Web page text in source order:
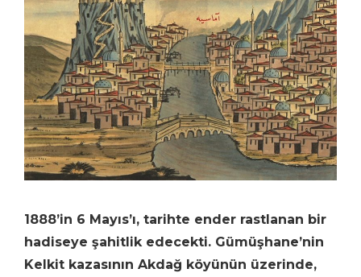
1888’in 6 Mayıs’ı, tarihte ender rastlanan bir
hadiseye şahitlik edecekti. Gümüşhane’nin
Kelkit kazasının Akdağ köyünün üzerinde,